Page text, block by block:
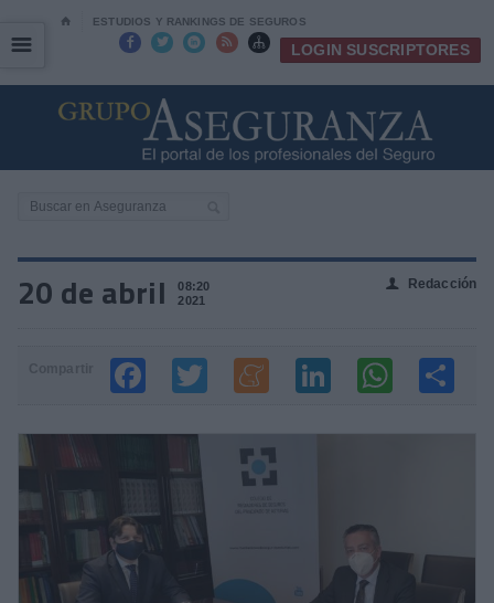
⌂ ESTUDIOS Y RANKINGS DE SEGUROS
     LOGIN SUSCRIPTORES
☰
☰
20 de abril
08:20
2021
👤 Redacción